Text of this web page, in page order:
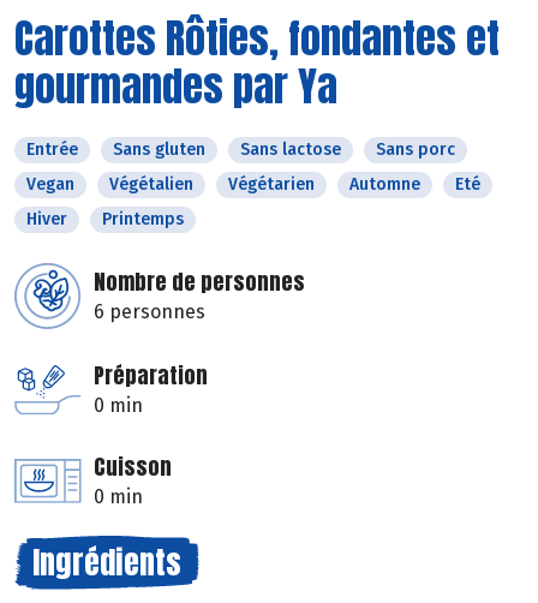
Carottes Rôties, fondantes et
gourmandes par Ya
Entrée Sans gluten Sans lactose
Sans porc
Vegan
Végétalien Végétarien Automne
Eté
Hiver
Printemps
Nombre de personnes
6 personnes
Préparation
0 min
Cuisson
0 min
Ingrédients